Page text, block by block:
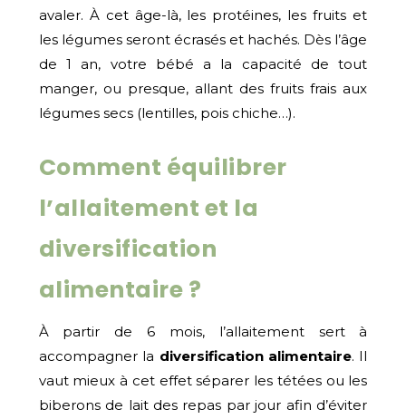
avaler. À cet âge-là, les protéines, les fruits et
les légumes seront écrasés et hachés. Dès l’âge
de 1 an, votre bébé a la capacité de tout
manger, ou presque, allant des fruits frais aux
légumes secs (lentilles, pois chiche…).
Comment équilibrer
l’allaitement et la
diversification
alimentaire ?
À partir de 6 mois, l’allaitement sert à
accompagner la diversification alimentaire. Il
vaut mieux à cet effet séparer les tétées ou les
biberons de lait des repas par jour afin d’éviter